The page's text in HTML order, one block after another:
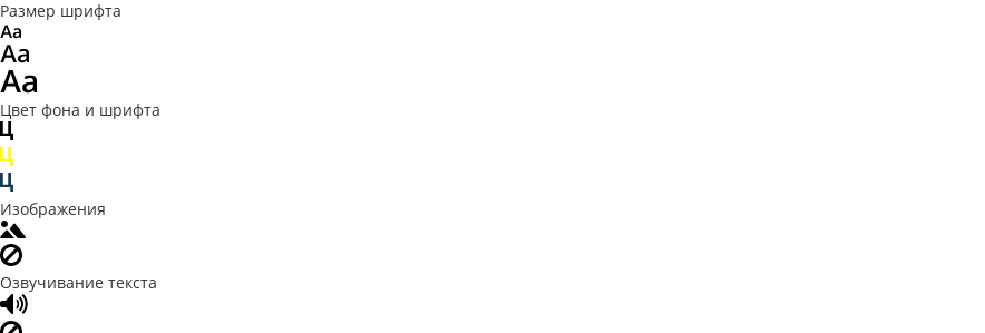
Размер шрифта
Цвет фона и шрифта
Изображения
Озвучивание текста